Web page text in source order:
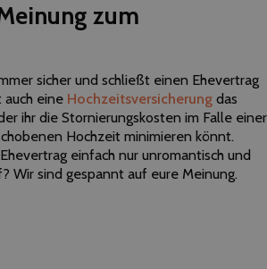
zum
sicher und schließt einen Ehevertrag
eine Hochzeitsversicherung das
ihr die Stornierungskosten im Falle einer
Hochzeit minimieren könnt.
einfach nur unromantisch und
Wir sind gespannt auf eure Meinung.